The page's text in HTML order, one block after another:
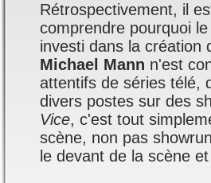
Rétrospectivement, il
comprendre pourquoi
investi dans la création
Michael Mann n'est
attentifs de séries télé,
divers postes sur des
Vice, c'est tout
scène, non pas
le devant de la scène